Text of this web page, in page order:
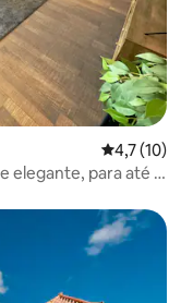
4,7 de uma
4,7 (10)
elegante, para até 8